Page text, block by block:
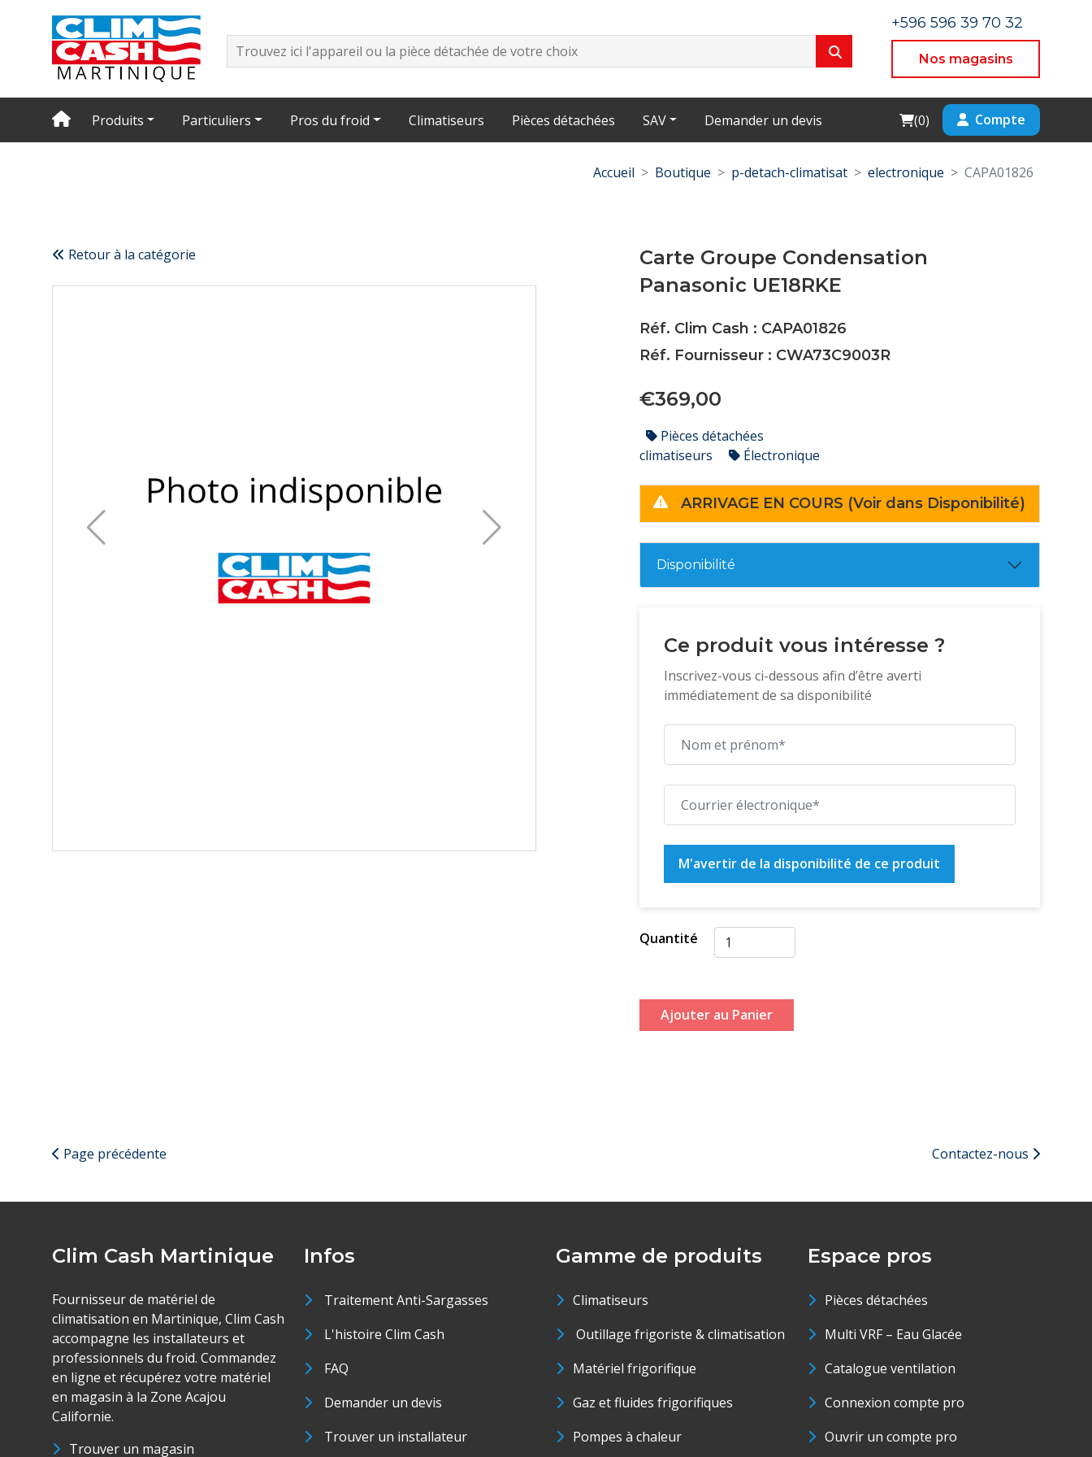
+596 596 39 70 32
Nos magasins
Produits Particuliers Pros du froid Climatiseurs Pièces détachées SAV Demander un devis Cart
(0) Compte
Accueil Boutique p-detach-climatisat electronique CAPA01826
Retour à la catégorie
Carte Groupe Condensation
Panasonic UE18RKE
Réf. Clim Cash : CAPA01826
Réf. Fournisseur : CWA73C9003R
€369,00
Pièces détachées
climatiseurs
Électronique
ARRIVAGE EN COURS (Voir dans Disponibilité)
Disponibilité
Ce produit vous intéresse ?
Inscrivez-vous ci-dessous afin d’être averti
immédiatement de sa disponibilité
M'avertir de la disponibilité de ce produit
Quantité
Ajouter au Panier
Page précédente Contactez-nous
Clim Cash Martinique
Fournisseur de matériel de
climatisation en Martinique, Clim Cash
accompagne les installateurs et
professionnels du froid. Commandez
en ligne et récupérez votre matériel
en magasin à la Zone Acajou
Californie.
Trouver un magasin
Infos
Traitement Anti-Sargasses
L'histoire Clim Cash
FAQ
Demander un devis
Trouver un installateur
Gamme de produits
Climatiseurs
Outillage frigoriste & climatisation
Matériel frigorifique
Gaz et fluides frigorifiques
Pompes à chaleur
Espace pros
Pièces détachées
Multi VRF – Eau Glacée
Catalogue ventilation
Connexion compte pro
Ouvrir un compte pro